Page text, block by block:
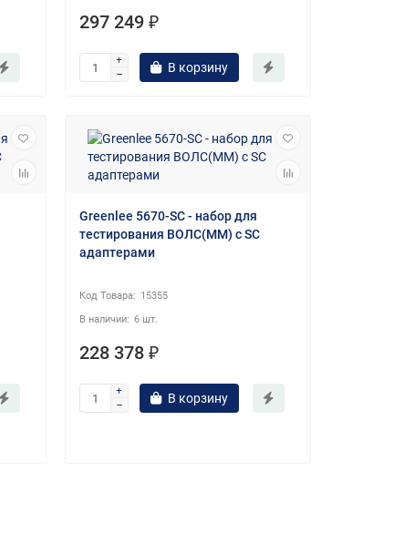
297 249 ₽
В корзину
Greenlee 5670-SC - набор для
тестирования ВОЛС(MM) с SC
адаптерами
15355
6 шт.
228 378 ₽
В корзину